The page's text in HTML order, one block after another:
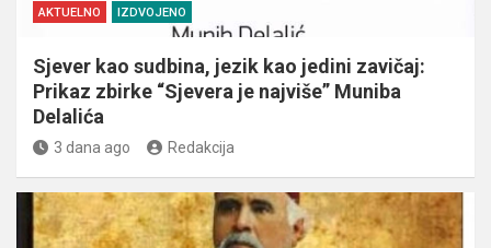
AKTUELNO IZDVOJENO
Sjever kao sudbina, jezik kao jedini zavičaj:
Prikaz zbirke “Sjevera je najviše” Muniba
Delalića
3 dana ago Redakcija